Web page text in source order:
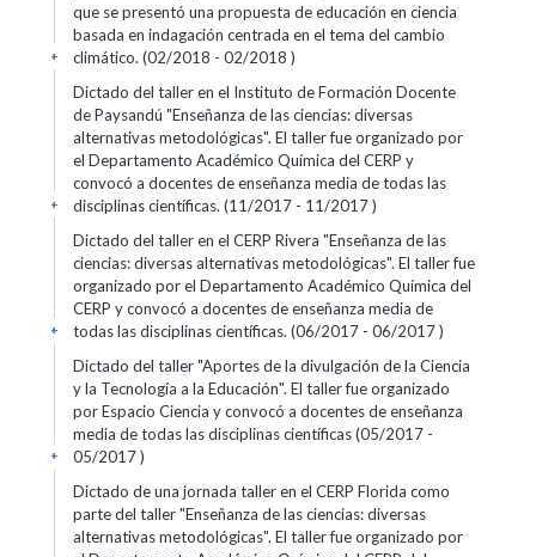
que se presentó una propuesta de educación en ciencia
basada en indagación centrada en el tema del cambio
climático. (02/2018 - 02/2018 )
+
Dictado del taller en el Instituto de Formación Docente
de Paysandú "Enseñanza de las ciencias: diversas
alternativas metodológicas". El taller fue organizado por
el Departamento Académico Química del CERP y
convocó a docentes de enseñanza media de todas las
disciplinas científicas. (11/2017 - 11/2017 )
+
Dictado del taller en el CERP Rivera "Enseñanza de las
ciencias: diversas alternativas metodológicas". El taller fue
organizado por el Departamento Académico Química del
CERP y convocó a docentes de enseñanza media de
todas las disciplinas científicas. (06/2017 - 06/2017 )
+
Dictado del taller "Aportes de la divulgación de la Ciencia
y la Tecnología a la Educación". El taller fue organizado
por Espacio Ciencia y convocó a docentes de enseñanza
media de todas las disciplinas científicas (05/2017 -
05/2017 )
+
Dictado de una jornada taller en el CERP Florida como
parte del taller "Enseñanza de las ciencias: diversas
alternativas metodológicas". El taller fue organizado por